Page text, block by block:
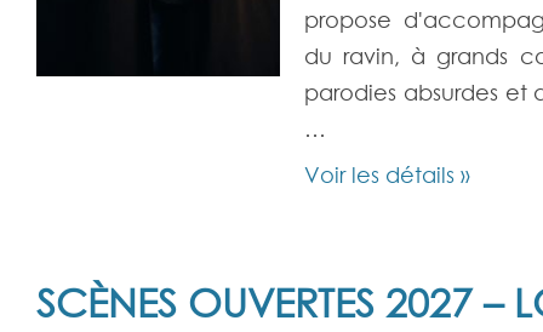
propose
du ravin, à grands
parodies absurdes et
…
Voir les détails »
SCÈNES OUVERTES 2027 –